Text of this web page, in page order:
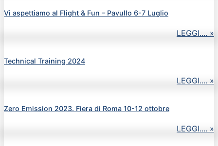
Vi aspettiamo al Flight & Fun – Pavullo 6-7 Luglio
LEGGI.... »
Technical Training 2024
LEGGI.... »
Zero Emission 2023. Fiera di Roma 10-12 ottobre
LEGGI.... »